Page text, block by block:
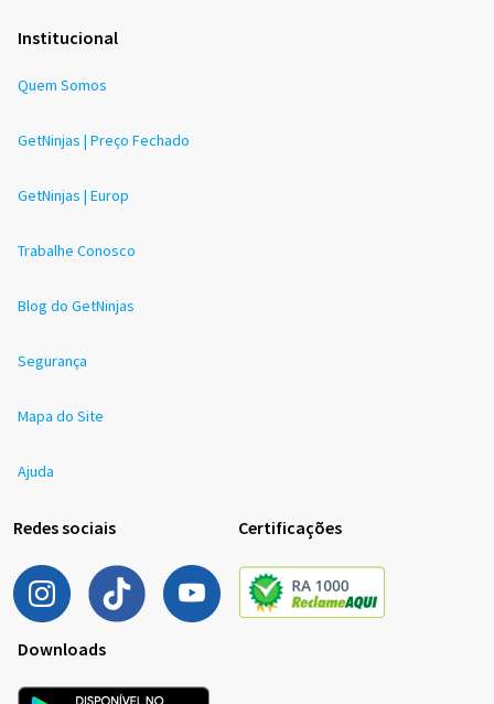
Institucional
Quem Somos
GetNinjas | Preço Fechado
GetNinjas | Europ
Trabalhe Conosco
Blog do GetNinjas
Segurança
Mapa do Site
Ajuda
Redes sociais Certificações
Downloads